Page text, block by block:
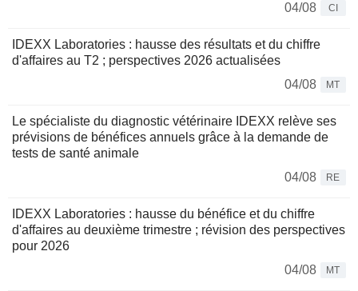
04/08
CI
IDEXX Laboratories : hausse des résultats et du chiffre
d'affaires au T2 ; perspectives 2026 actualisées
04/08
MT
Le spécialiste du diagnostic vétérinaire IDEXX relève ses
prévisions de bénéfices annuels grâce à la demande de
tests de santé animale
04/08
RE
IDEXX Laboratories : hausse du bénéfice et du chiffre
d'affaires au deuxième trimestre ; révision des perspectives
pour 2026
04/08
MT